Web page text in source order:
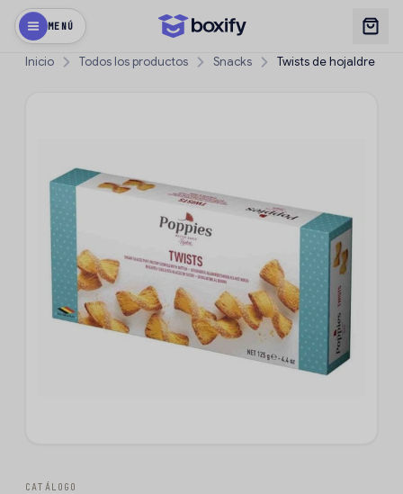
MENÚ
Inicio Todos los productos Snacks Twists de hojaldre con
CATÁLOGO